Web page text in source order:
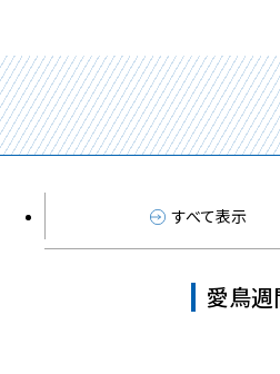
すべて表示
愛鳥週